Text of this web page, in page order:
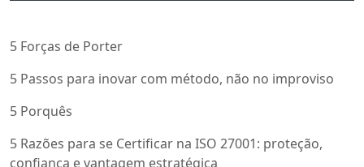
5 Forças de Porter
5 Passos para inovar com método, não no improviso
5 Porquês
5 Razões para se Certificar na ISO 27001: proteção,
confiança e vantagem estratégica